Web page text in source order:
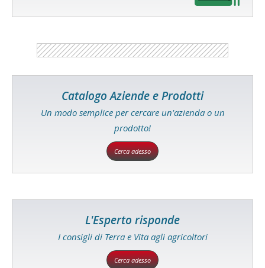
Catalogo Aziende e Prodotti
Un modo semplice per cercare un'azienda o un
prodotto!
Cerca adesso
L'Esperto risponde
I consigli di Terra e Vita agli agricoltori
Cerca adesso